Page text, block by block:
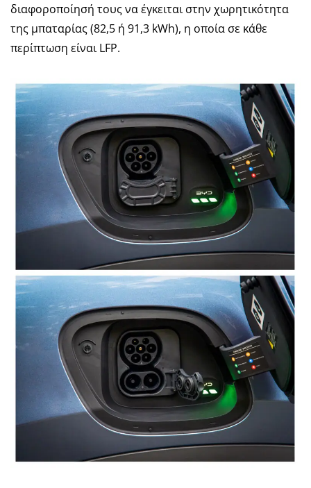
διαφοροποίησή τους να έγκειται στην χωρητικότητα
της μπαταρίας (82,5 ή 91,3 kWh), η οποία σε κάθε
περίπτωση είναι LFP.